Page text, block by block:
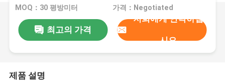
MOQ：30 평방미터 가격：Negotiated
최고의 가격
저희에게 연락하십
시오
제품 설명